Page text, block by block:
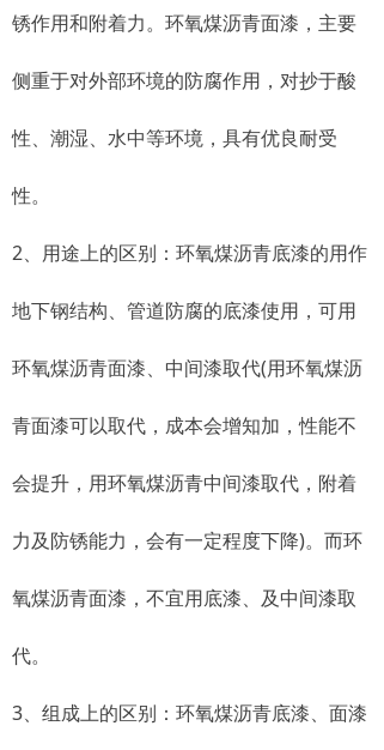
锈作用和附着力。环氧煤沥青面漆，主要
侧重于对外部环境的防腐作用，对抄于酸
性、潮湿、水中等环境，具有优良耐受
性。
2、用途上的区别：环氧煤沥青底漆的用作
地下钢结构、管道防腐的底漆使用，可用
环氧煤沥青面漆、中间漆取代(用环氧煤沥
青面漆可以取代，成本会增知加，性能不
会提升，用环氧煤沥青中间漆取代，附着
力及防锈能力，会有一定程度下降)。而环
氧煤沥青面漆，不宜用底漆、及中间漆取
代。
3、组成上的区别：环氧煤沥青底漆、面漆